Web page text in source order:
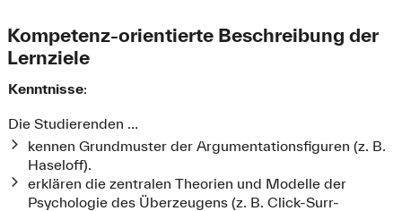
Kompetenz-orientierte Beschreibung der
Lernziele
Kenntnisse:
Die Studierenden …
kennen Grundmuster der Argumentationsfiguren (z. B.
Haseloff).
erklären die zentralen Theorien und Modelle der
Psychologie des Überzeugens (z. B. Click-Surr-